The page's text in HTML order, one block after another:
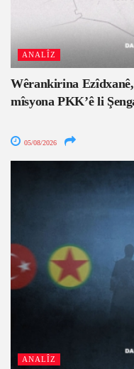
ANALÎZ
Wêrankirina Ezîdxanê,
mîsyona PKK’ê li
05/08/2026
ANALÎZ